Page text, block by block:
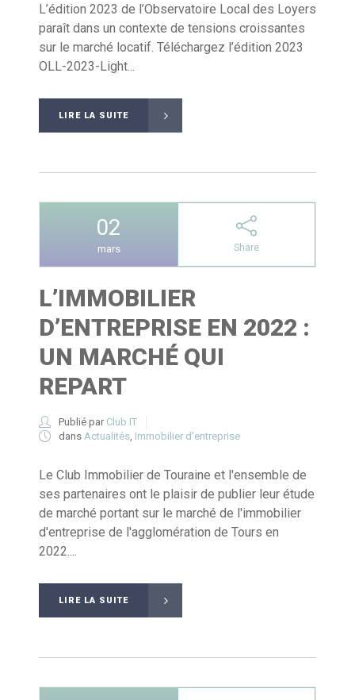
L’édition 2023 de l’Observatoire Local des Loyers
paraît dans un contexte de tensions croissantes
sur le marché locatif. Téléchargez l’édition 2023
OLL-2023-Light...
LIRE LA SUITE
02
mars Share
L’IMMOBILIER
D’ENTREPRISE EN 2022 :
UN MARCHÉ QUI
REPART
Publié par Club IT
dans Actualités Immobilier d'entreprise
Le Club Immobilier de Touraine et l'ensemble de
ses partenaires ont le plaisir de publier leur étude
de marché portant sur le marché de l'immobilier
d'entreprise de l'agglomération de Tours en
2022....
LIRE LA SUITE